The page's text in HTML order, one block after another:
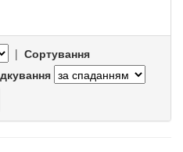
| Сортування